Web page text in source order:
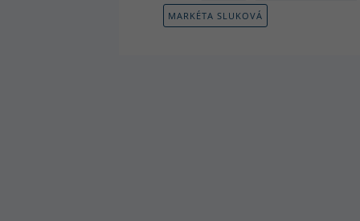
MARKÉTA SLUKOVÁ